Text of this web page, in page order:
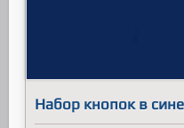
Набор кнопок в